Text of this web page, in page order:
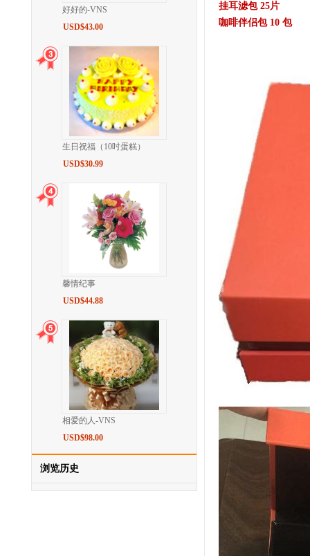
好好的-VNS
USD$43.00
生日祝福（10吋蛋糕）
USD$30.99
馨情纪事
USD$44.88
相爱的人-VNS
USD$98.00
浏览历史
挂耳滤包 25片
咖啡伴侣包 10 包